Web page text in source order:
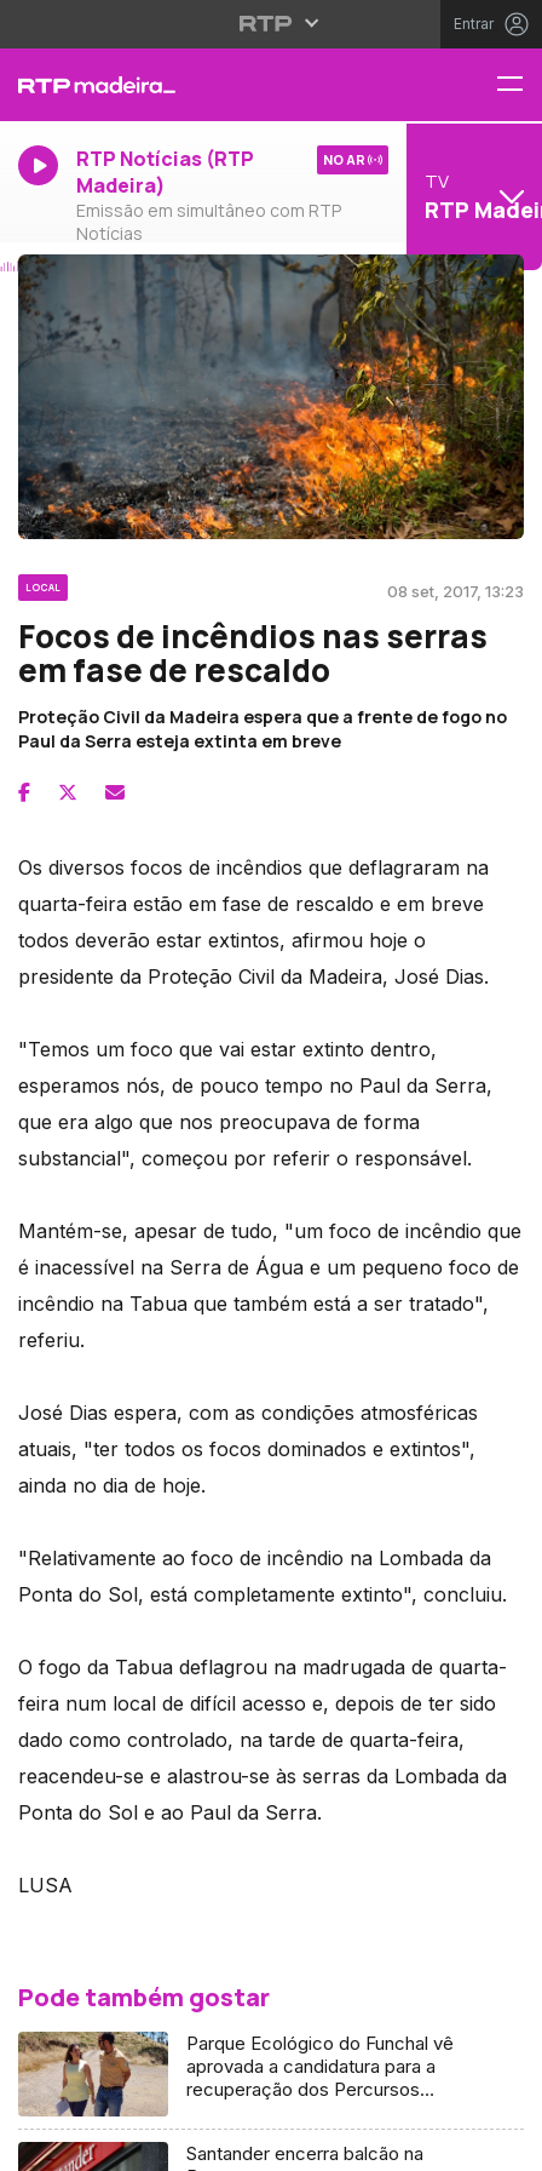
Entrar
RTP Notícias (RTP
Madeira)
Emissão em simultâneo com RTP
Notícias
NO AR
TV
RTP
LOCAL 08 set, 2017, 13:23
Focos de incêndios nas serras
em fase de rescaldo
Proteção Civil da Madeira espera que a frente de fogo no
Paul da Serra esteja extinta em breve
Os diversos focos de incêndios que deflagraram na
quarta-feira estão em fase de rescaldo e em breve
todos deverão estar extintos, afirmou hoje o
presidente da Proteção Civil da Madeira, José Dias.
"Temos um foco que vai estar extinto dentro,
esperamos nós, de pouco tempo no Paul da Serra,
que era algo que nos preocupava de forma
substancial", começou por referir o responsável.
Mantém-se, apesar de tudo, "um foco de incêndio que
é inacessível na Serra de Água e um pequeno foco de
incêndio na Tabua que também está a ser tratado",
referiu.
José Dias espera, com as condições atmosféricas
atuais, "ter todos os focos dominados e extintos",
ainda no dia de hoje.
"Relativamente ao foco de incêndio na Lombada da
Ponta do Sol, está completamente extinto", concluiu.
O fogo da Tabua deflagrou na madrugada de quarta-
feira num local de difícil acesso e, depois de ter sido
dado como controlado, na tarde de quarta-feira,
reacendeu-se e alastrou-se às serras da Lombada da
Ponta do Sol e ao Paul da Serra.
LUSA
Pode também gostar
Parque Ecológico do Funchal vê
aprovada a candidatura para a
recuperação dos Percursos
Santander encerra balcão na